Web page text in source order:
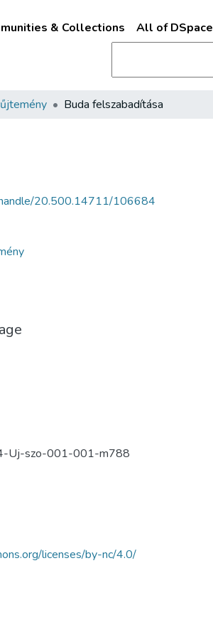
& Collections All of DSpace
Buda felszabadítása
20.500.14711/106684
Uj-szo-001-001-m788
licenses/by-nc/4.0/